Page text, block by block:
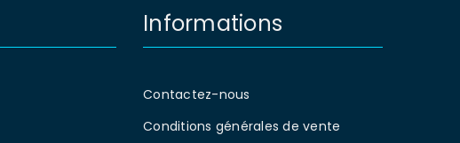
Informations
Contactez-nous
Conditions générales de vente